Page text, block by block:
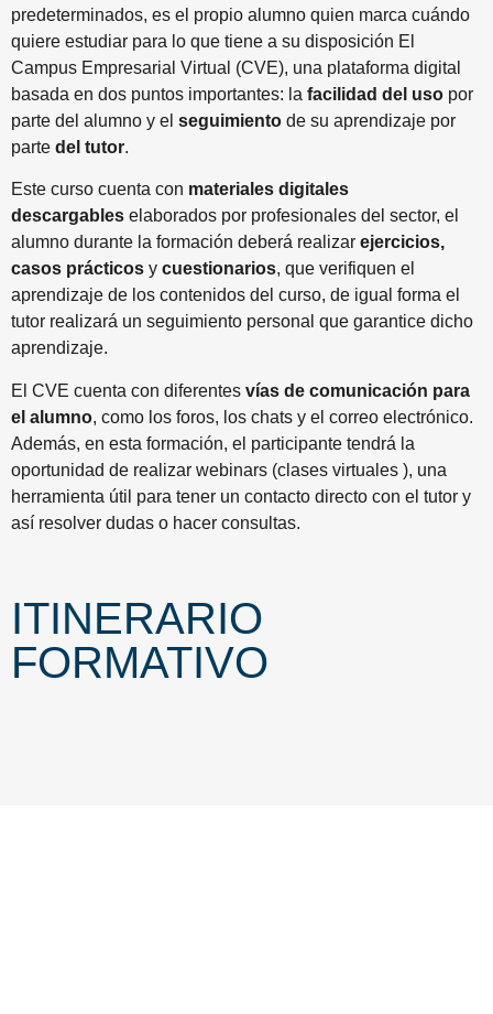
predeterminados, es el propio alumno quien marca cuándo
quiere estudiar para lo que tiene a su disposición El
Campus Empresarial Virtual (CVE), una plataforma digital
basada en dos puntos importantes: la facilidad del uso por
parte del alumno y el seguimiento de su aprendizaje por
parte del tutor.
Este curso cuenta con materiales digitales
descargables elaborados por profesionales del sector, el
alumno durante la formación deberá realizar ejercicios,
casos prácticos y cuestionarios, que verifiquen el
aprendizaje de los contenidos del curso, de igual forma el
tutor realizará un seguimiento personal que garantice dicho
aprendizaje.
El CVE cuenta con diferentes vías de comunicación para
el alumno, como los foros, los chats y el correo electrónico.
Además, en esta formación, el participante tendrá la
oportunidad de realizar webinars (clases virtuales ), una
herramienta útil para tener un contacto directo con el tutor y
así resolver dudas o hacer consultas.
ITINERARIO
FORMATIVO